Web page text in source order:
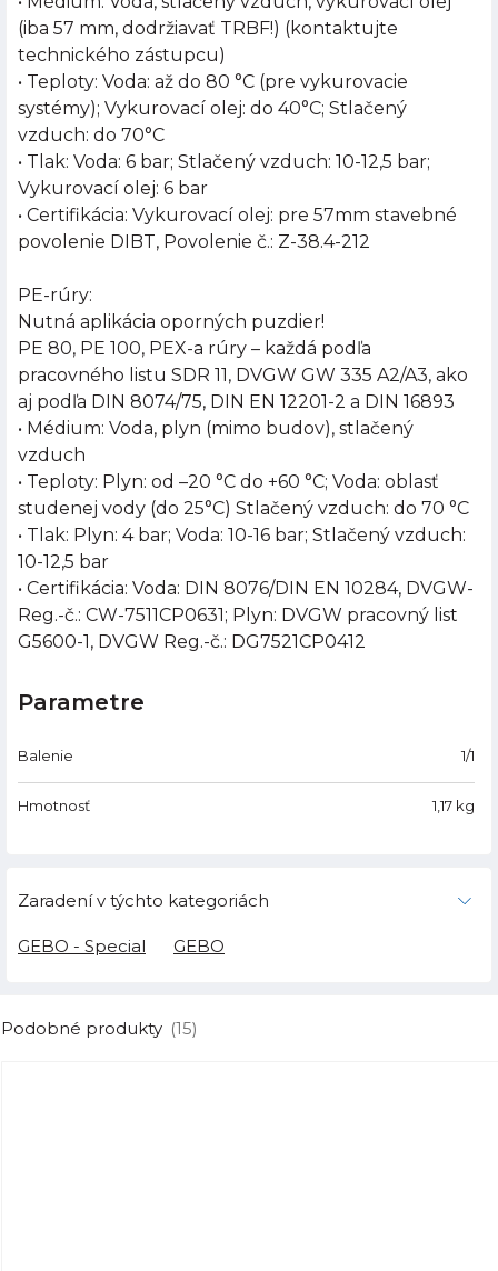
(iba 57 mm, dodržiavať TRBF!) (kontaktujte
technického zástupcu)
• Teploty: Voda: až do 80 °C (pre vykurovacie
systémy); Vykurovací olej: do 40°C; Stlačený
vzduch: do 70°C
• Tlak: Voda: 6 bar; Stlačený vzduch: 10-12,5 bar;
Vykurovací olej: 6 bar
• Certifikácia: Vykurovací olej: pre 57mm stavebné
povolenie DIBT, Povolenie č.: Z-38.4-212
PE-rúry:
Nutná aplikácia oporných puzdier!
PE 80, PE 100, PEX-a rúry – každá podľa
pracovného listu SDR 11, DVGW GW 335 A2/A3, ako
aj podľa DIN 8074/75, DIN EN 12201-2 a DIN 16893
• Médium: Voda, plyn (mimo budov), stlačený
vzduch
• Teploty: Plyn: od –20 °C do +60 °C; Voda: oblasť
studenej vody (do 25°C) Stlačený vzduch: do 70 °C
• Tlak: Plyn: 4 bar; Voda: 10-16 bar; Stlačený vzduch:
10-12,5 bar
• Certifikácia: Voda: DIN 8076/DIN EN 10284, DVGW-
Reg.-č.: CW-7511CP0631; Plyn: DVGW pracovný list
G5600-1, DVGW Reg.-č.: DG7521CP0412
Parametre
Balenie 1/1
Hmotnosť 1,17 kg
Zaradení v týchto kategoriách
GEBO - Special GEBO
Podobné produkty (15)